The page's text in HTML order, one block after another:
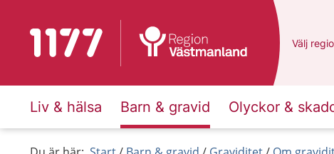
Till startsidan för 1177 Du har
Välj en
Liv & hälsa Barn & gravid Olyckor &